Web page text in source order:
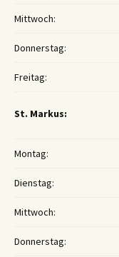
Mittwoch:
Donnerstag:
Freitag:
St. Markus:
Montag:
Dienstag:
Mittwoch:
Donnerstag: